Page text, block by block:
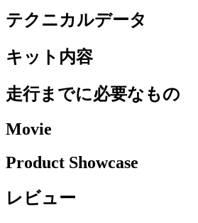
テクニカルデータ
キット内容
走行までに必要なもの
Movie
Product Showcase
レビュー